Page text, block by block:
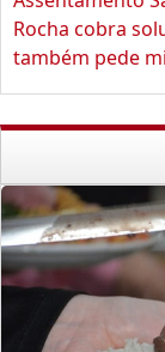
Rocha cobra
também pede